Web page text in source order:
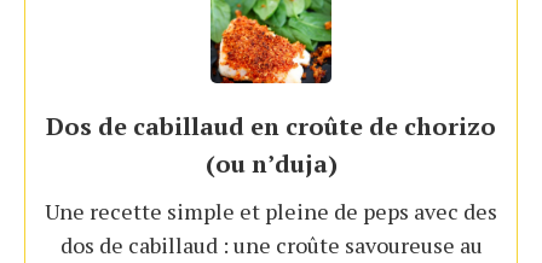
Dos de cabillaud en croûte de chorizo
(ou n’duja)
Une recette simple et pleine de peps avec des
dos de cabillaud : une croûte savoureuse au